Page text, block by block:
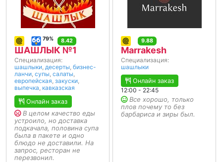
79% 8.42
ШАШЛЫК №1
Специализация:
шашлыки, десерты, бизнес-
ланчи, супы, салаты,
европейская, закуски,
выпечка, кавказская
Онлайн заказ
В целом качество еды
устроило, но доставка
подкачала, половина супа
была в пакете и одно
блюдо не доставили. На
запрос, ресторан не
перезвонил.
9.88
Marrakesh
Специализация:
шашлыки
Онлайн заказ
12:00 - 22:45
Все хорошо, только
плов почему то без
барбариса и зиры был.